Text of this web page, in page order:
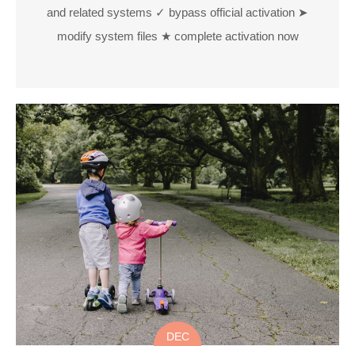
and related systems ✓ bypass official activation ➤
modify system files ★ complete activation now
DEC